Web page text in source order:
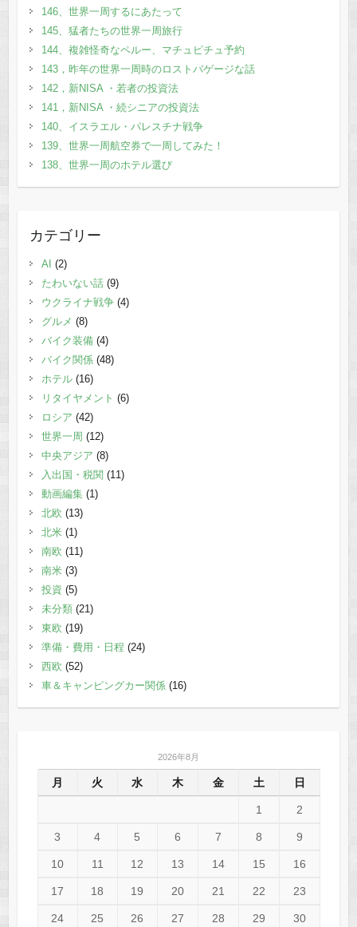
146、世界一周するにあたって
145、猛者たちの世界一周旅行
144、複雑怪奇なペルー、マチュピチュ予約
143，昨年の世界一周時のロストバゲージな話
142，新NISA ・若者の投資法
141，新NISA ・続シニアの投資法
140、イスラエル・パレスチナ戦争
139、世界一周航空券で一周してみた！
138、世界一周のホテル選び
カテゴリー
AI (2)
たわいない話(9)
ウクライナ戦争(4)
グルメ (8)
バイク装備(4)
バイク関係(48)
ホテル(16)
リタイヤメント (6)
ロシア (42)
世界一周 (12)
中央アジア (8)
入出国・税関 (11)
動画編集 (1)
北欧 (13)
北米(1)
南欧 (11)
南米(3)
投資 (5)
未分類(21)
東欧 (19)
準備・費用・日程 (24)
西欧 (52)
車＆キャンピングカー関係(16)
2026年8月
月 火 水 木 金 土 日
1 2
3 4 5 6 7 8 9
10 11 12 13 14 15 16
17 18 19 20 21 22 23
24 25 26 27 28 29 30